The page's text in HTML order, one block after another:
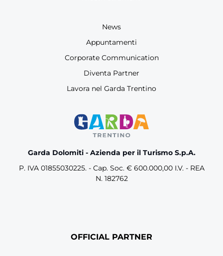
Garda Dolomiti - Azienda per il Turismo S.p.A.
P. IVA 01855030225. - Cap. Soc. € 600.000,00 I.V. - REA
N. 182762
News
Appuntamenti
Corporate Communication
Diventa Partner
Lavora nel Garda Trentino
OFFICIAL PARTNER